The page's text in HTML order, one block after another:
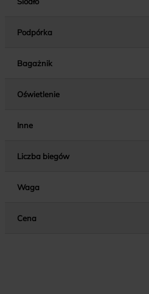
Podpórka
Bagażnik
Oświetlenie
Inne
Liczba biegów
Waga
Cena